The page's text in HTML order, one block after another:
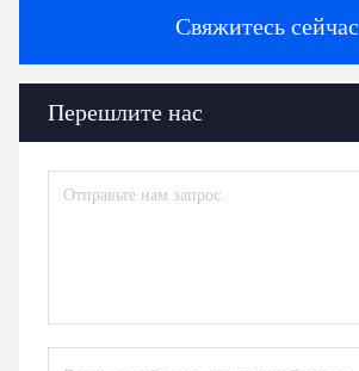
Свяжитесь сейчас
Перешлите нас